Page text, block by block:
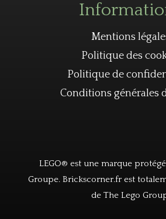
Mentions
Politique des
Politique de
Conditions générales
LEGO® est une marque
Groupe. Brickscorner.fr est
de The Lego